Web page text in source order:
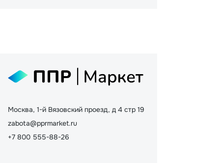
Москва, 1-й Вязовский проезд, д 4 стр 19
zabota@pprmarket.ru
+7 800 555-88-26